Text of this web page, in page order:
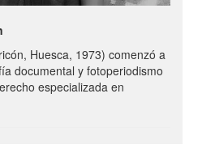
Huesca, 1973) comenzó a
documental y fotoperiodismo
especializada en